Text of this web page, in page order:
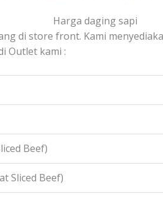
Harga daging sapi
di store front. Kami
Outlet kami :
Beef)
Sliced Beef)